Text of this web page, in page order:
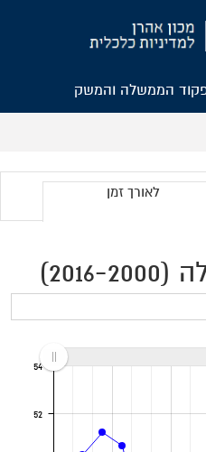
הממשלה והמשק
לאורך זמן
52
54